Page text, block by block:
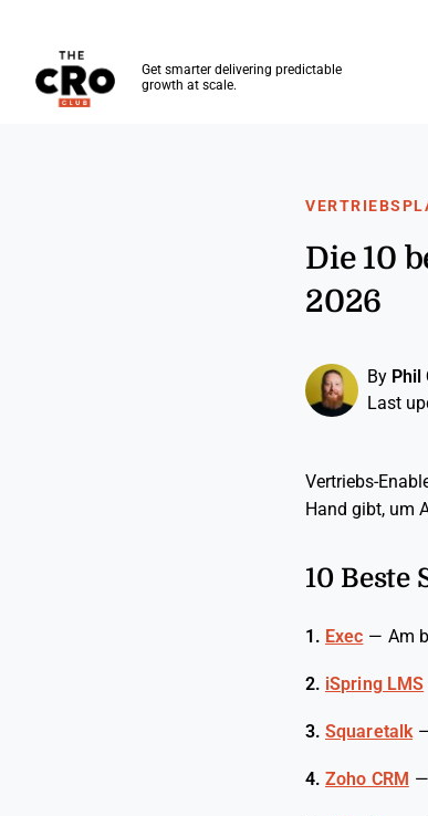
Get smarter delivering predictable
growth at scale.
Die 10
2026
By Phil
Last
Vertriebs-
Hand gibt, um
10 Beste
1. Exec — Am
2. iSpring LMS
3. Squaretalk
4. Zoho CRM